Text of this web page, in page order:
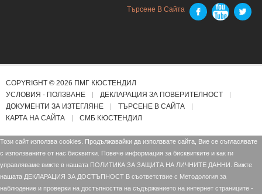
Търсене В Сайта
COPYRIGHT © 2026 ПМГ КЮСТЕНДИЛ
УСЛОВИЯ - ПОЛЗВАНЕ
ДЕКЛАРАЦИЯ ЗА ПОВЕРИТЕЛНОСТ
ДОКУМЕНТИ ЗА ИЗТЕГЛЯНЕ
ТЪРСЕНЕ В САЙТА
КАРТА НА САЙТА
СМБ КЮСТЕНДИЛ
Този сайт използва cookies. Продължавайки да използвате сайта, Вие се съгласявате
с използваните от нас бисквитки. Повече информация за бисквитките и как ги
управляваме вижте в нашата ПОЛИТИКА ЗА ЗАЩИТА НА ЛИЧНИТЕ ДАННИ.
Вижте
нашата ДЕКЛАРАЦИЯ ЗА ДОСТЪПНОСТ В съответствие с Mетодология за
наблюдение и проверки на достъпността на съдържанието на интернет страниците -